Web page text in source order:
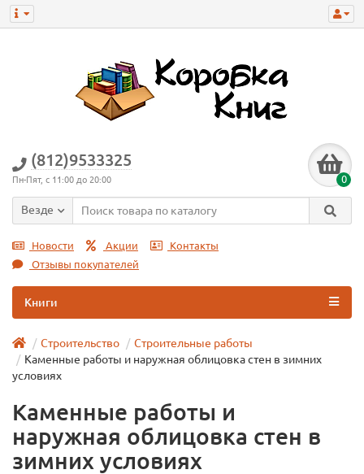
(812)9533325
Пн-Пят, с 11:00 до 20:00 0
Везде
Новости Акции
Контакты
Отзывы покупателей
Книги
Строительство
Строительные работы
Каменные работы и наружная облицовка стен в зимних
условиях
Каменные работы и
наружная облицовка стен в
зимних условиях